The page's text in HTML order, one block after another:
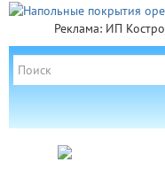
Реклама: ИП